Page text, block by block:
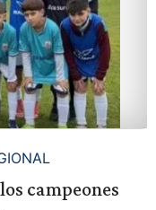
campeones